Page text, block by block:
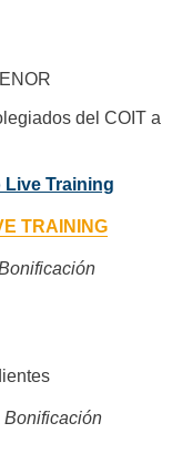
del COIT a
Training
TRAINING
Bonificación